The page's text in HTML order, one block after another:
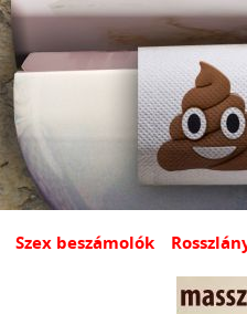
Szex beszámolók